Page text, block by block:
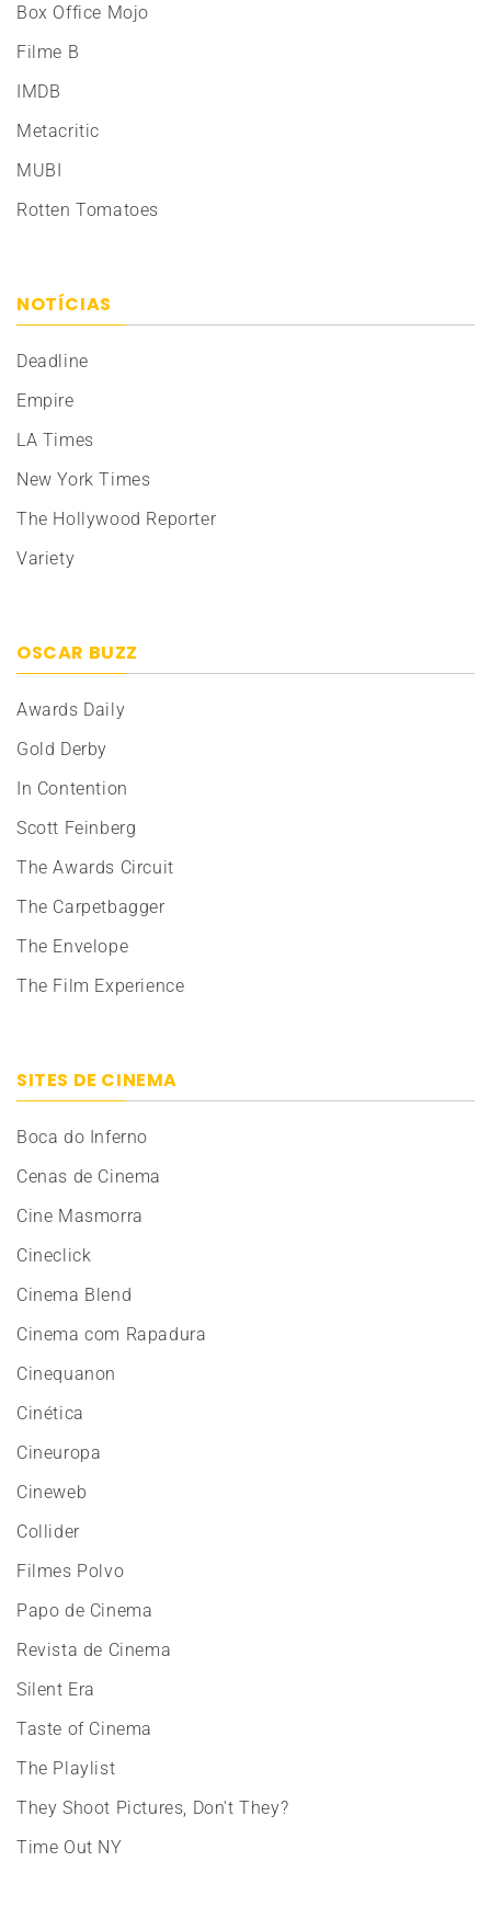
Box Office Mojo
Filme B
IMDB
Metacritic
MUBI
Rotten Tomatoes
NOTÍCIAS
Deadline
Empire
LA Times
New York Times
The Hollywood Reporter
Variety
OSCAR BUZZ
Awards Daily
Gold Derby
In Contention
Scott Feinberg
The Awards Circuit
The Carpetbagger
The Envelope
The Film Experience
SITES DE CINEMA
Boca do Inferno
Cenas de Cinema
Cine Masmorra
Cineclick
Cinema Blend
Cinema com Rapadura
Cinequanon
Cinética
Cineuropa
Cineweb
Collider
Filmes Polvo
Papo de Cinema
Revista de Cinema
Silent Era
Taste of Cinema
The Playlist
They Shoot Pictures, Don't They?
Time Out NY